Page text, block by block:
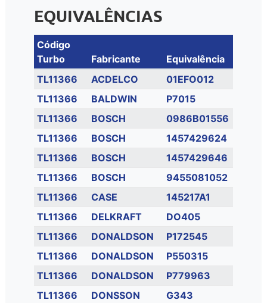
EQUIVALÊNCIAS
Código
Turbo
Fabricante
Equivalência
TL11366
ACDELCO
01EFO012
TL11366
BALDWIN
P7015
TL11366
BOSCH
0986B01556
TL11366
BOSCH
1457429624
TL11366
BOSCH
1457429646
TL11366
BOSCH
9455081052
TL11366
CASE
145217A1
TL11366
DELKRAFT
DO405
TL11366
DONALDSON
P172545
TL11366
DONALDSON
P550315
TL11366
DONALDSON
P779963
TL11366
DONSSON
G343